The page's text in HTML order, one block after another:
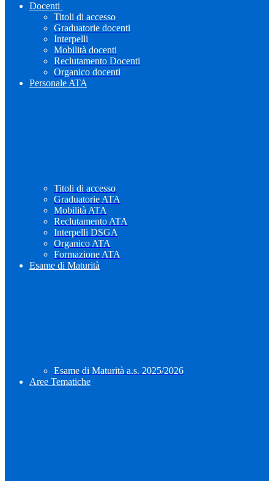
Docenti
Titoli di accesso
Graduatorie docenti
Interpelli
Mobilità docenti
Reclutamento Docenti
Organico docenti
Personale ATA
Titoli di accesso
Graduatorie ATA
Mobilità ATA
Reclutamento ATA
Interpelli DSGA
Organico ATA
Formazione ATA
Esame di Maturità
Esame di Maturità a.s. 2025/2026
Aree Tematiche